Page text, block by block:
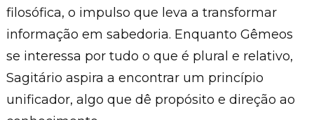
filosófica, o impulso que leva a transformar
informação em sabedoria. Enquanto Gêmeos
se interessa por tudo o que é plural e relativo,
Sagitário aspira a encontrar um princípio
unificador, algo que dê propósito e direção ao